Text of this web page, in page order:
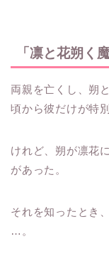
「凛と花朔く
両親を亡くし、朔
頃から彼だけが特
けれど、朔が凛花
があった。
それを知ったとき
…。